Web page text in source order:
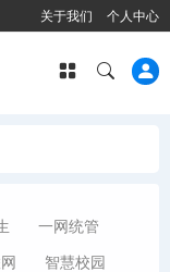
关于我们 个人中心
一网统管
智慧校园